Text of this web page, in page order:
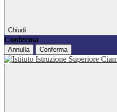
Chiudi
Conferma
Annulla Conferma